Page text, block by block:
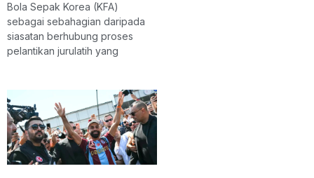
Bola Sepak Korea (KFA)
sebagai sebahagian daripada
siasatan berhubung proses
pelantikan jurulatih yang